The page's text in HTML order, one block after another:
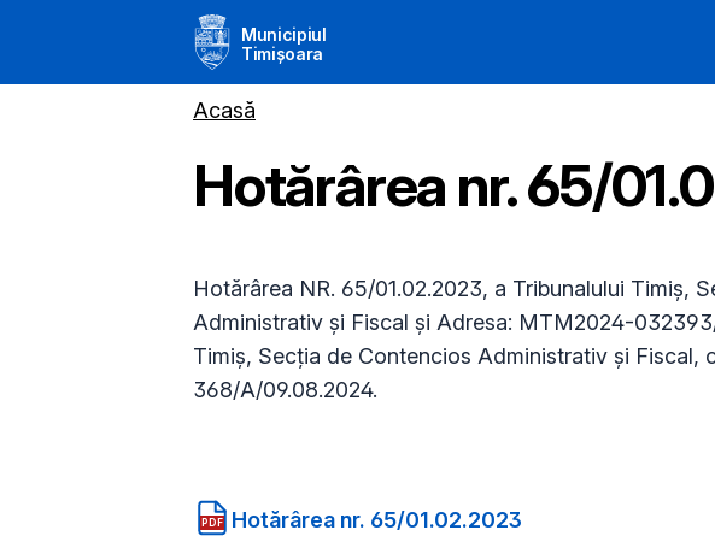
Municipiul
Timișoara
Acasă
Hotărârea nr. 65/
Hotărârea NR. 65/01.02.2023, a Tribunalului Timiș,
Administrativ și Fiscal și Adresa: MTM2024-
Timiș, Secția de Contencios Administrativ și Fiscal,
368/A/09.08.2024.
PDF Hotărârea nr. 65/01.02.2023